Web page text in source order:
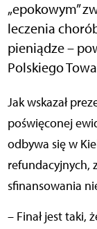
„epokowym”
leczenia
pieniądze –
Polskiego
Jak wskazał prezes PTKM podczas konferencji
poświęconej
odbywa się w
refundacyjnych,
sfinansowania
– Finał jest taki,